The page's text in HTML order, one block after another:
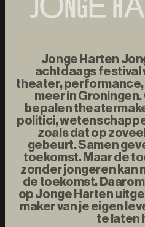
Jonge Harten
achtdaags festival
theater,
meer in
bepalen
politici,
zoals dat op
gebeurt. Samen
toekomst. Maar de
zonder jongeren kan
de toekomst.
op Jonge Harten
maker van je eigen
te laten